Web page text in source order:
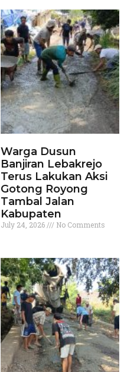
Warga Dusun
Banjiran Lebakrejo
Terus Lakukan Aksi
Gotong Royong
Tambal Jalan
Kabupaten
July 24, 2026 No Comments